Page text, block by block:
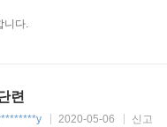
니다.
련
2020-05-06 신고